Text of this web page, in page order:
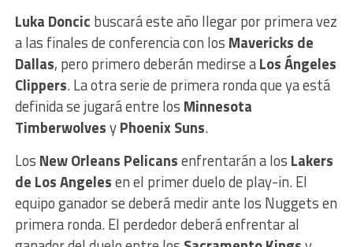
Luka Doncic buscará este año llegar por primera vez
a las finales de conferencia con los Mavericks de
Dallas, pero primero deberán medirse aLos Ángeles
Clippers. La otra serie de primera ronda que ya está
definida se jugará entre los Minnesota
TimberwolvesyPhoenix Suns.
Los New Orleans Pelicansenfrentarán a los Lakers
de Los Angelesen el primer duelo de play-in. El
equipo ganador se deberá medir ante los Nuggets en
primera ronda. El perdedor deberá enfrentar al